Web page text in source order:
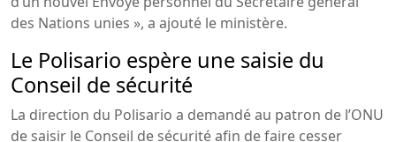
des Nations unies », a ajouté le ministère.
Le Polisario espère une saisie du
Conseil de sécurité
La direction du Polisario a demandé au patron de l’ONU
de saisir le Conseil de sécurité afin de faire cesser